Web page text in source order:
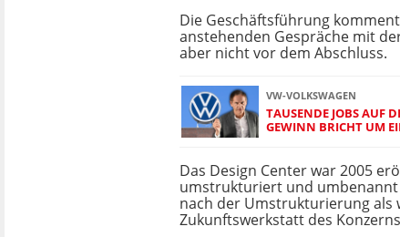
Die Geschäftsführung
anstehenden Gespräche mit
aber nicht vor dem Abschluss.
VW-VOLKSWAGEN
TAUSENDE JOBS AUF
GEWINN BRICHT UM
Das Design Center war 2005
umstrukturiert und umbenannt
nach der Umstrukturierung als
Zukunftswerkstatt des